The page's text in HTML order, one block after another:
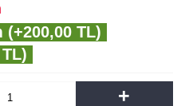
(+200,00 TL)
+